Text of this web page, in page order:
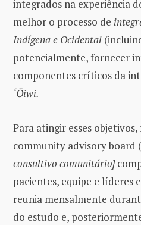
integrados na experiência
melhor o processo de
Indígena e Ocidental
potencialmente, fornecer
componentes críticos da
‘Ōiwi.
Para atingir esses
community advisory board
consultivo comunitário]
pacientes, equipe e líderes
reunia mensalmente
do estudo e,